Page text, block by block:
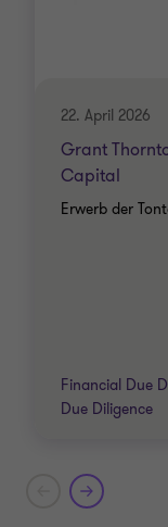
22. April 2026
Grant
Capital
Erwerb der
Financial Due
Due Diligence
Grant